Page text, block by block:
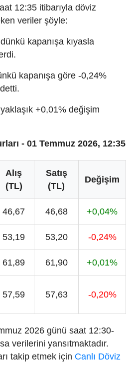
12:35 itibarıyla döviz
veriler şöyle:
kapanışa kıyasla
kapanışa göre -0,24%
+0,01% değişim
- 01 Temmuz 2026, 12:35
Alış
(TL)
Satış
(TL)
Değişim
46,67 46,68 +0,04%
53,19 53,20 -0,24%
61,89 61,90 +0,01%
57,59 57,63 -0,20%
2026 günü saat 12:30-
verilerini yansıtmaktadır.
takip etmek için Canlı Döviz